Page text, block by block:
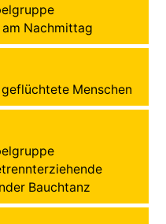
Nachmittag
Menschen
Bauchtanz